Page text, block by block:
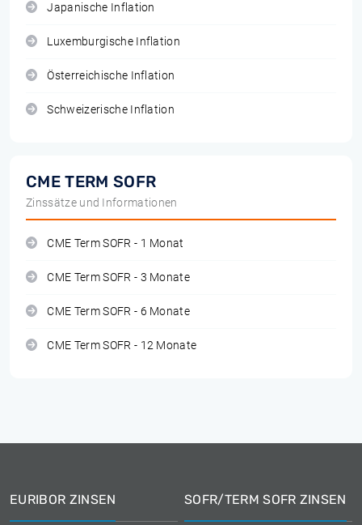
Japanische Inflation
Luxemburgische Inflation
Österreichische Inflation
Schweizerische Inflation
CME TERM SOFR
Zinssätze und Informationen
CME Term SOFR - 1 Monat
CME Term SOFR - 3 Monate
CME Term SOFR - 6 Monate
CME Term SOFR - 12 Monate
EURIBOR ZINSEN SOFR/TERM SOFR ZINSEN